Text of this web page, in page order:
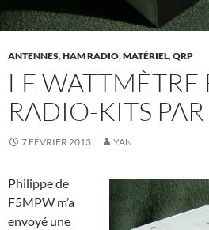
ANTENNES,HAM RADIO,MATÉRIEL,QRP
LE WATTMÈTRE
RADIO-KITS
7 FÉVRIER 2013 YAN
Philippe de
F5MPW m’a
envoyé une